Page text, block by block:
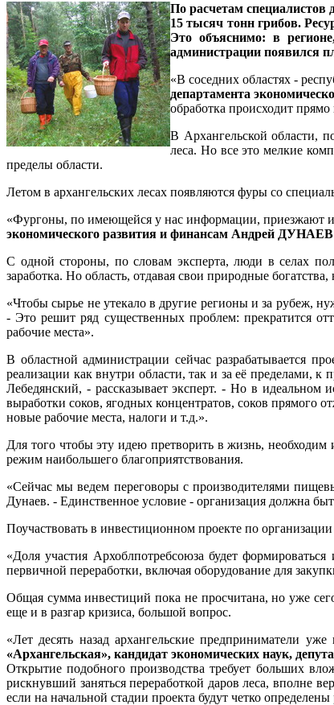
По расчетам специалистов
15 тысяч тонн грибов.
Это объяснимо: в
администрации появился
«В соседних областях -
департамента
обработка происходит прямо
В Архангельской области,
леса. Но все это мелкие
пределы области.
Летом в архангельских лесах появляются фуры со
«Фургоны, по имеющейся у нас информации, приезжают
экономического развития и финансам Андрей ДУНАЕВ
С одной стороны, по словам эксперта, люди в селах
заработка. Но область, отдавая свои природные
«Чтобы сырье не утекало в другие регионы и за рубеж,
- Это решит ряд существенных проблем: прекратится
рабочие места».
В областной администрации сейчас разрабатывается
реализации как внутри области, так и за её пределами,
Лебедянский, - рассказывает эксперт. - Но в идеальном
выработки соков, ягодных концентратов, соков прямого
новые рабочие места, налоги и т.д.».
Для того чтобы эту идею претворить в жизнь,
режим наибольшего благоприятствования.
«Сейчас мы ведем переговоры с производителями
Дунаев. - Единственное условие - организация должна
Поучаствовать в инвестиционном проекте по
«Доля участия Архоблпотребсоюза будет
первичной переработки, включая оборудование для
Общая сумма инвестиций пока не просчитана, но уже
еще и в разгар кризиса, большой вопрос.
«Лет десять назад архангельские предприниматели
«Архангельская», кандидат экономических наук,
Открытие подобного производства требует больших
рискнувший заняться переработкой даров леса, вполне
если на начальной стадии проекта будут четко